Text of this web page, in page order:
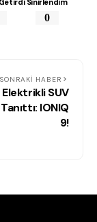
0
SONRAKI HABER
SUV
IONIQ
9!